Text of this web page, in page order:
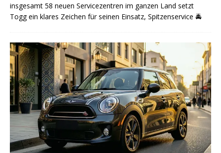
insgesamt 58 neuen Servicezentren im ganzen Land setzt
Togg ein klares Zeichen für seinen Einsatz, Spitzenservice 🚔